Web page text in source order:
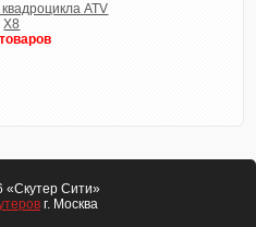
ATV
X8
«Скутер Сити»
г. Москва